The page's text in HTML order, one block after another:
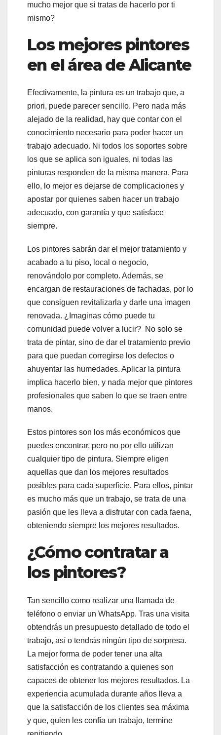
mucho mejor que si tratas de hacerlo por ti
mismo?
Los mejores pintores
en el área de Alicante
Efectivamente, la pintura es un trabajo que, a
priori, puede parecer sencillo. Pero nada más
alejado de la realidad, hay que contar con el
conocimiento necesario para poder hacer un
trabajo adecuado. Ni todos los soportes sobre
los que se aplica son iguales, ni todas las
pinturas responden de la misma manera. Para
ello, lo mejor es dejarse de complicaciones y
apostar por quienes saben hacer un trabajo
adecuado, con garantía y que satisface
siempre.
Los pintores sabrán dar el mejor tratamiento y
acabado a tu piso, local o negocio,
renovándolo por completo. Además, se
encargan de restauraciones de fachadas, por lo
que consiguen revitalizarla y darle una imagen
renovada. ¿Imaginas cómo puede tu
comunidad puede volver a lucir? No solo se
trata de pintar, sino de dar el tratamiento previo
para que puedan corregirse los defectos o
ahuyentar las humedades. Aplicar la pintura
implica hacerlo bien, y nada mejor que pintores
profesionales que saben lo que se traen entre
manos.
Estos pintores son los más económicos que
puedes encontrar, pero no por ello utilizan
cualquier tipo de pintura. Siempre eligen
aquellas que dan los mejores resultados
posibles para cada superficie. Para ellos, pintar
es mucho más que un trabajo, se trata de una
pasión que les lleva a disfrutar con cada faena,
obteniendo siempre los mejores resultados.
¿Cómo contratar a
los pintores?
Tan sencillo como realizar una llamada de
teléfono o enviar un WhatsApp. Tras una visita
obtendrás un presupuesto detallado de todo el
trabajo, así o tendrás ningún tipo de sorpresa.
La mejor forma de poder tener una alta
satisfacción es contratando a quienes son
capaces de obtener los mejores resultados. La
experiencia acumulada durante años lleva a
que la satisfacción de los clientes sea máxima
y que, quien les confía un trabajo, termine